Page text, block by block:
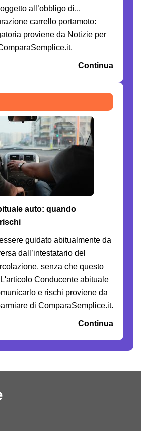
all’obbligo di...
carrello portamoto:
proviene da Notizie per
Continua
auto: quando
guidato abitualmente da
dall’intestatario del
senza che questo
Conducente abituale
e rischi proviene da
di ComparaSemplice.it.
Continua